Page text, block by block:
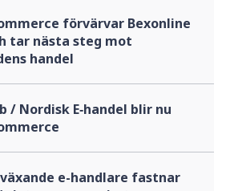
förvärvar Bexonline
tar nästa steg mot
handel
/ Nordisk E‑handel blir nu
e-handlare fastnar